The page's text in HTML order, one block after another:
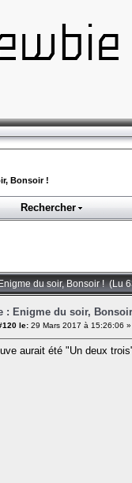
Bonsoir !
Rechercher
du soir, Bonsoir ! (Lu
: Enigme du soir,
le: 29 Mars 2017 à 15:26:06 »
aurait été "Un deux